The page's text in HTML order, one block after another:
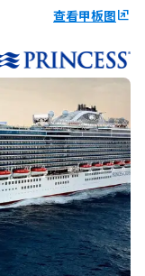
查看甲板图ungroup